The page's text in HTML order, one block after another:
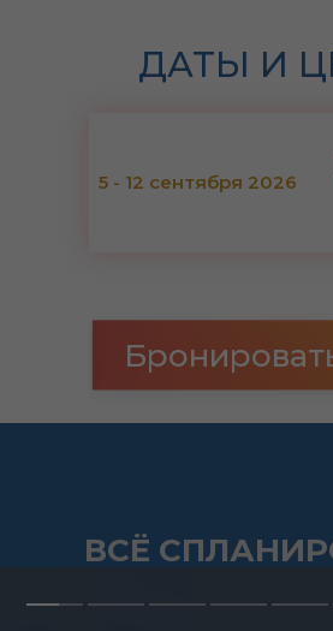
ДАТЫ И
5 - 12 сентября 2026
ВСЁ